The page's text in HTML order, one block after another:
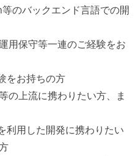
のバックエンド言語での開
用保守等一連のご経験をお
をお持ちの方
の上流に携わりたい方、ま
利用した開発に携わりたい